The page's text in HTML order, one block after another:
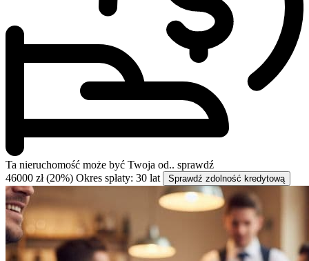
Ta nieruchomość może być Twoja od.. sprawdź
46000 zł (20%) Okres spłaty: 30 lat Sprawdź zdolność kredytową